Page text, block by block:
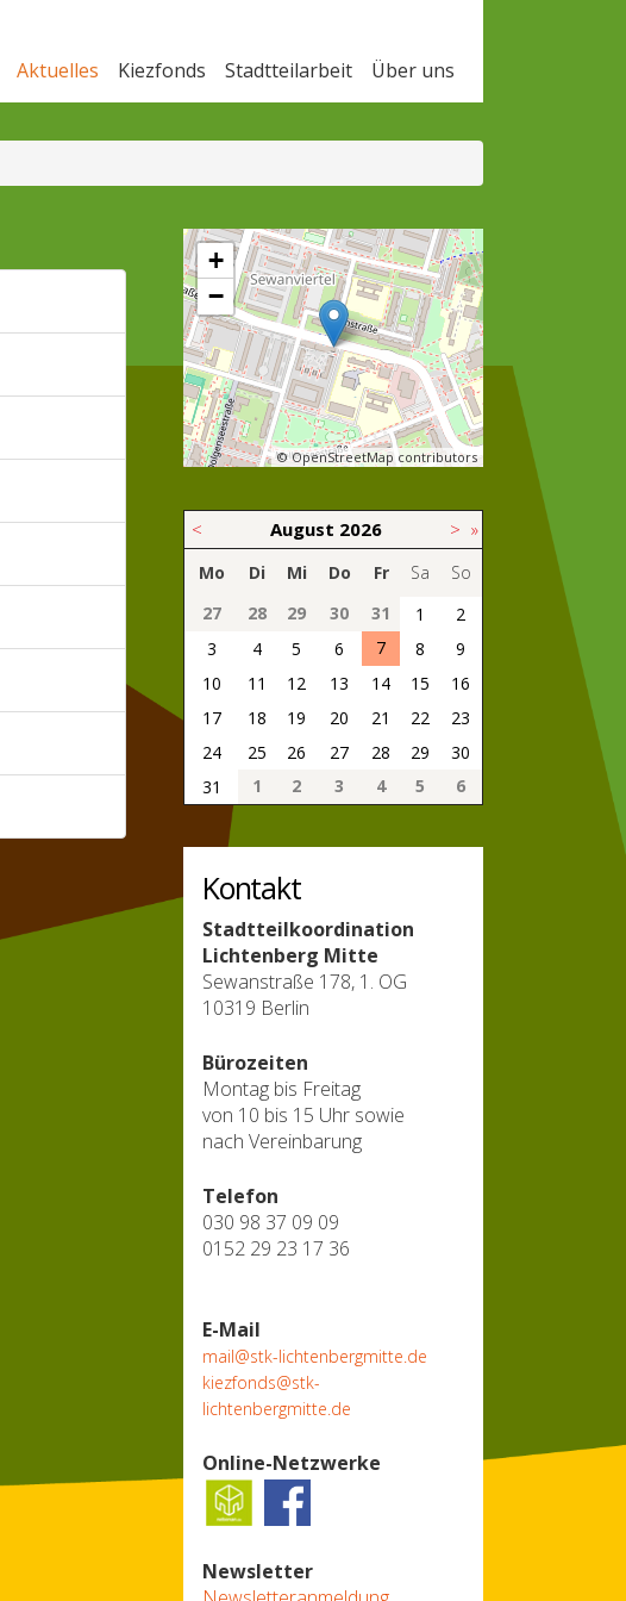
Aktuelles Kiezfonds Stadtteilarbeit Über uns
+
−
© OpenStreetMap contributors
< August 2026 > »
Mo Di Mi Do Fr Sa
So
27
28 29 30 31 1
2
3
4 5 6 7 8
9
10
11 12 13 14 15
16
17
18 19 20 21 22
23
24
25 26 27 28 29
30
31
1 2 3 4 5 6
Kontakt
Stadtteilkoordination
Lichtenberg Mitte
Sewanstraße 178, 1. OG
10319 Berlin
Bürozeiten
Montag bis Freitag
von 10 bis 15 Uhr sowie
nach Vereinbarung
Telefon
030 98 37 09 09
0152 29 23 17 36
E-Mail
mail@stk-lichtenbergmitte.de
kiezfonds@stk-
lichtenbergmitte.de
Online-Netzwerke
Newsletter